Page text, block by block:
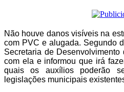
Não houve danos visíveis na
com PVC e alugada. Segundo
Secretaria de
com ela e informou que irá
quais os auxílios poderão
legislações municipais